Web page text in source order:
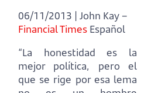
06/11/2013 | John Kay –
Financial Times Español
“La honestidad es la
mejor política, pero el
que se rige por esa lema